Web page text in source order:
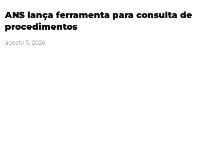
ANS lança ferramenta para consulta de
procedimentos
agosto 5, 2026